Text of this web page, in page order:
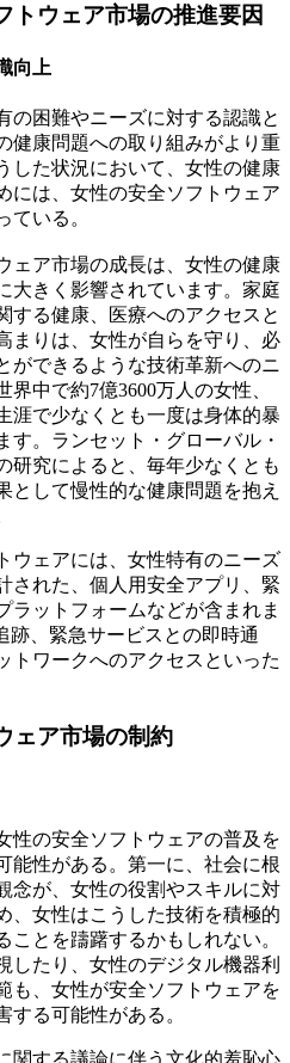
トウェア市場の推進要因
向上
の困難やニーズに対する認識と
健康問題への取り組みがより重
した状況において、女性の健康
には、女性の安全ソフトウェア
ている。
ェア市場の成長は、女性の健康
大きく影響されています。家庭
する健康、医療へのアクセスと
まりは、女性が自らを守り、必
ができるような技術革新へのニ
中で約7億3600万人の女性、
涯で少なくとも一度は身体的暴
す。ランセット・グローバル・
研究によると、毎年少なくとも
として慢性的な健康問題を抱え
ウェアには、女性特有のニーズ
された、個人用安全アプリ、緊
ラットフォームなどが含まれま
跡、緊急サービスとの即時通
トワークへのアクセスといった
ェア市場の制約
性の安全ソフトウェアの普及を
能性がある。第一に、社会に根
念が、女性の役割やスキルに対
、女性はこうした技術を積極的
とを躊躇するかもしれない。
したり、女性のデジタル機器利
も、女性が安全ソフトウェアを
する可能性がある。